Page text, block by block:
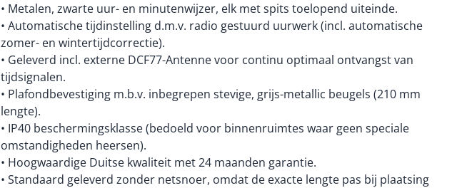
• Metalen, zwarte uur- en minutenwijzer, elk met spits toelopend uiteinde.
• Automatische tijdinstelling d.m.v. radio gestuurd uurwerk (incl. automatische
zomer- en wintertijdcorrectie).
• Geleverd incl. externe DCF77-Antenne voor continu optimaal ontvangst van
tijdsignalen.
• Plafondbevestiging m.b.v. inbegrepen stevige, grijs-metallic beugels (210 mm
lengte).
• IP40 beschermingsklasse (bedoeld voor binnenruimtes waar geen speciale
omstandigheden heersen).
• Hoogwaardige Duitse kwaliteit met 24 maanden garantie.
• Standaard geleverd zonder netsnoer, omdat de exacte lengte pas bij plaatsing